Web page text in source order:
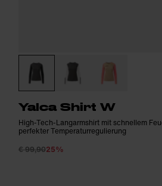
Yalca Shirt W
High-Tech-Langarmshirt mit schnellem
perfekter Temperaturregulierung
€ 99,9025%